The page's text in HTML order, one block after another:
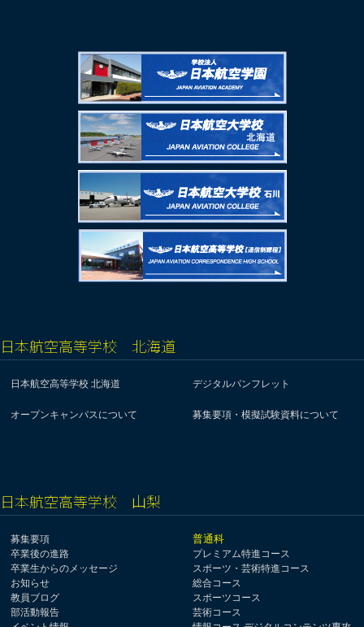
日本航空高等学校 北海道
日本航空高等学校 北海道 デジタルパンフレット
オープンキャンパスについて 募集要項・模擬試験資料について
日本航空高等学校 山梨
募集要項
卒業後の進路
卒業生からのメッセージ
お知らせ
教員ブログ
部活動報告
普通科
プレミアム特進コース
スポーツ・芸術特進コース
総合コース
スポーツコース
芸術コース